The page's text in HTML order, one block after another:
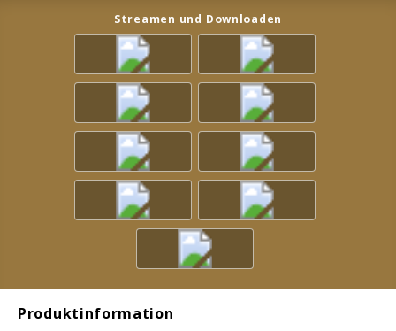
Streamen und Downloaden
Produktinformation